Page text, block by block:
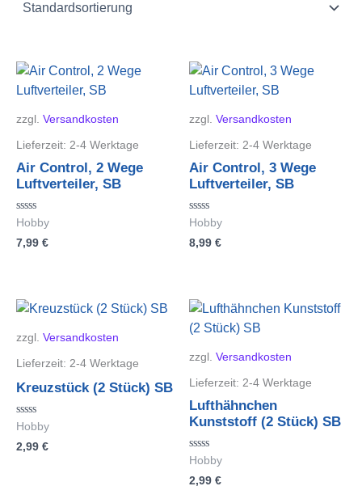
zzgl. Versandkosten
Lieferzeit: 2-4 Werktage
Air Control, 2 Wege
Luftverteiler, SB
Bewertet
0
Hobby
7,99 €
zzgl. Versandkosten
Lieferzeit: 2-4 Werktage
Air Control, 3 Wege
Luftverteiler, SB
Bewertet
0
Hobby
8,99 €
zzgl. Versandkosten
Lieferzeit: 2-4 Werktage
Kreuzstück (2 Stück) SB
Bewertet
0
Hobby
2,99 €
zzgl. Versandkosten
Lieferzeit: 2-4 Werktage
Lufthähnchen
Kunststoff (2 Stück) SB
Bewertet
0
Hobby
2,99 €